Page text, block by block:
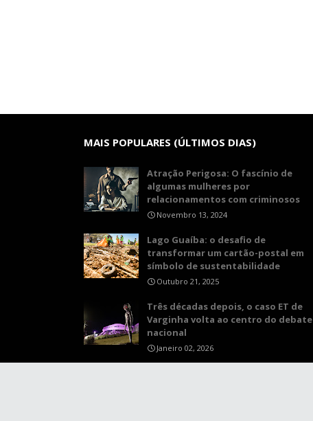
MAIS POPULARES (ÚLTIMOS DIAS)
Atração Perigosa: O fascínio de
algumas mulheres por
relacionamentos com criminosos
Novembro 13, 2024
Lago Guaíba: o desafio de
transformar um cartão-postal em
símbolo de sustentabilidade
Outubro 21, 2025
Três décadas depois, o caso ET de
Varginha volta ao centro do debate
nacional
Janeiro 02, 2026